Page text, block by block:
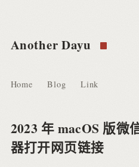
Another Dayu
Home Blog Link
2023 年 macOS 版微
器打开网页链接